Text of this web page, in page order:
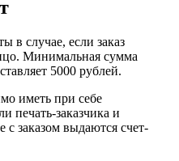
в случае, если заказ
Минимальная сумма
5000 рублей.
иметь при себе
печать-заказчика и
с заказом выдаются счет-